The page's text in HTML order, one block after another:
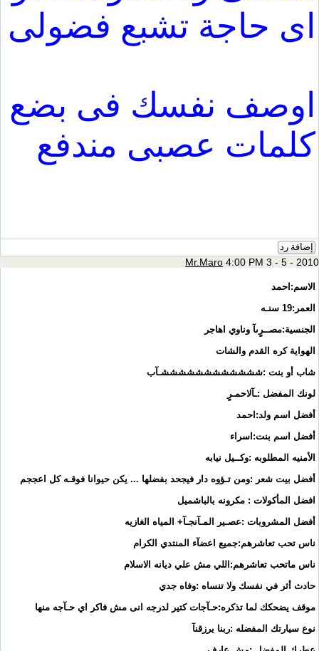
اى حاجة تشبع فضولى
اوصف نفسك فى بضع
كلمات عصبى مندفع
إضافة رد
Mr.Maro 4:00 PM 3 - 5 - 2010
الاسم:احمد
العمر:19 سنـه
الجنسية:مصــرٍىآ وناوي اهاجر
الهواية كره القدم والشات
شاب أو بنت :ششششششششششششـآب
لونك المفضل :ـآلاحمـرٍ
أفضل اسم ولد:احمد
أفضل اسم بنت:اسراء
الأمنيه المطلوبه :وكــيل نيابه
أفضل بيت شعر :ومن تـؤوه دار فيجحد بفضلها ... يكن حيوانا فوقـه كل اعججم
افضل المأكولات : مكرونه بالباشميل
أفضل المشروبات :عصـير المـآنجـآ+ المياه الغازيه
ناس تحب تعاشرهم:جميع اعضآء المنتدي الكرام
ناس ماتحب تعاشرهم:اللي مش علي ديانه الاسلام
حادث أثر في نفسك ولا تنساه :وفاه جدي
موقف يضحكك لما تذكره:حـآجات كتير لدرجه انى مش فاكر اي حـآجه منها
نوع سيارتك المفضله :ربنا يرزقنآ